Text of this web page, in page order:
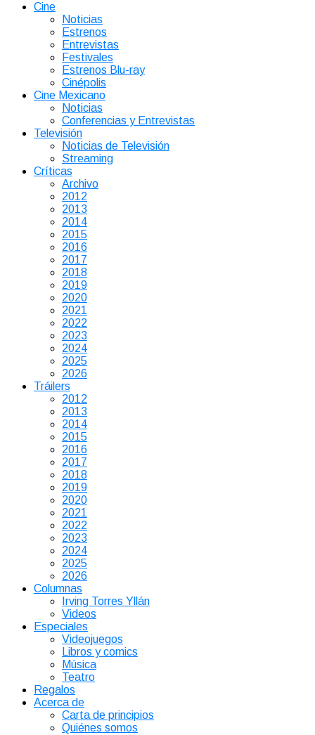
Cine
Noticias
Estrenos
Entrevistas
Festivales
Estrenos Blu-ray
Cinépolis
Cine Mexicano
Noticias
Conferencias y Entrevistas
Televisión
Noticias de Televisión
Streaming
Críticas
Archivo
2012
2013
2014
2015
2016
2017
2018
2019
2020
2021
2022
2023
2024
2025
2026
Tráilers
2012
2013
2014
2015
2016
2017
2018
2019
2020
2021
2022
2023
2024
2025
2026
Columnas
Irving Torres Yllán
Videos
Especiales
Videojuegos
Libros y comics
Música
Teatro
Regalos
Acerca de
Carta de principios
Quiénes somos